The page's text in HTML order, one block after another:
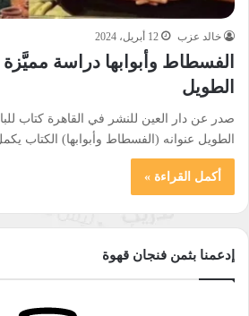
خالد عزب 12 أبريل، 2024
الفسطاط وأبوابها دراسة
الطويل
صدر عن دار العين للنشر في القاهرة كتاب
الطويل عنوانه (الفسطاط وأبوابها) الكتاب
أكمل القراءة »
إدعمنا بثمن فنجان قهوة